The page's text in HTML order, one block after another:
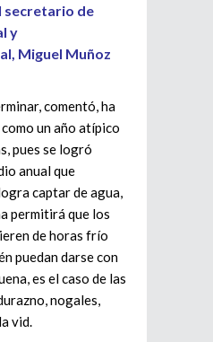
secretario de
y
Miguel Muñoz
comentó, ha
un año atípico
pues se logró
anual que
captar de agua,
permitirá que los
de horas frío
puedan darse con
es el caso de las
nogales,
vid.